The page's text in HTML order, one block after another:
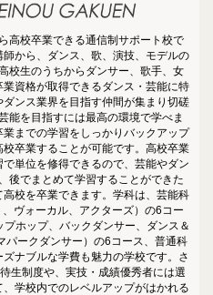
高校卒業できる通信制サポート校で
から、ダンス、歌、演技、モデルの
校生のうちからダンサー、歌手、女
資格が取得できるダンス・芸能に特
ンス業界を目指す仲間が集まり切磋
能を目指すには最高の環境で学べま
までの学習をしっかりバックアップ
卒業することが可能です。高校卒業
単位を修得できるので、芸能やダン
後でまとめて学習することができた
校を卒業できます。学科は、芸能科
ヴォーカル、アクターズ）の6コー
ホップ、バックダンサー、ダンス＆
パークダンサー）の6コース、普通科
ナブルな学費も魅力の学校です。さ
生制度や、実技・成績優秀者には選
学校内でのレベルアップがはかれる